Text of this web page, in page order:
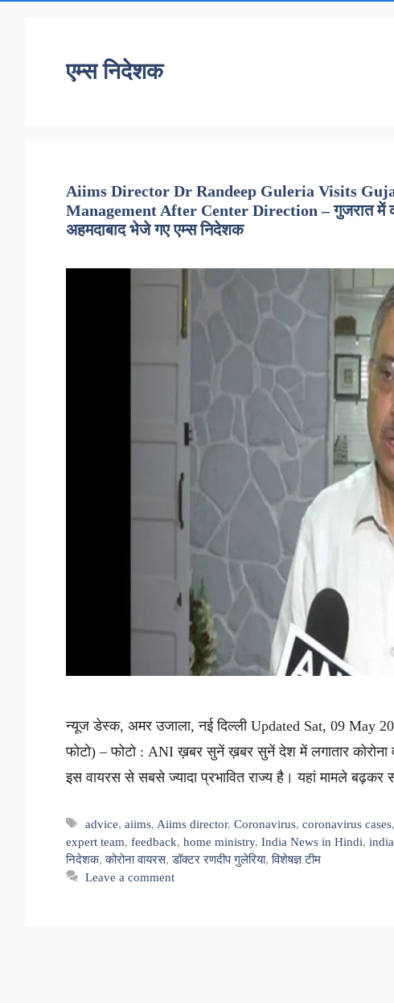
एम्स निदेशक
Aiims Director Dr Randeep Guleria Visits
Management After Center Direction – गुजरात में
अहमदाबाद भेजे गए एम्स निदेशक
न्यूज डेस्क, अमर उजाला, नई दिल्ली Updated Sat, 09 May
फोटो) – फोटो : ANI ख़बर सुनें ख़बर सुनें देश में लगातार कोरोना
इस वायरस से सबसे ज्यादा प्रभावित राज्य है। यहां मामले
Tags
advice,aiims, Aiims director,Coronavirus,coronavirus cases
expert team, feedback, home ministry, India News in Hindi,
निदेशक,कोरोना वायरस,डॉक्टर रणदीप गुलेरिया,विशेषज्ञ टीम
Leave a comment